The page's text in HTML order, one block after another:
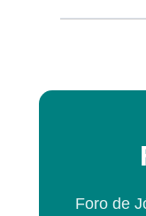
Foro de